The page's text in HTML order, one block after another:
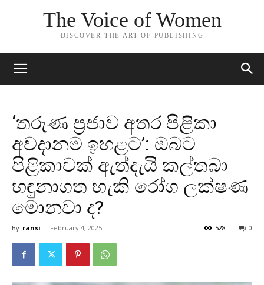
The Voice of Women
DISCOVER THE ART OF PUBLISHING
‘තරුණ ප්‍රජාව අතර පිළිකා
අවදානම ඉහළට’: ඔබට
පිළිකාවක් ඇත්දැයි කල්තබා
හඳුනාගත හැකි රෝග ලක්ෂණ
මොනවා ද?
By ransi - February 4, 2025 0
528